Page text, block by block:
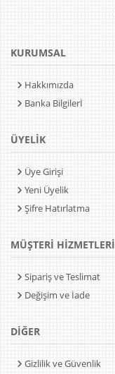
KURUMSAL
Hakkımızda
Banka Bilgilerİ
ÜYELİK
Üye Girişi
Yeni Üyelik
Şifre Hatırlatma
MÜŞTERİ HİZMETLERİ
Sipariş ve Teslimat
Değişim ve İade
DİĞER
Gizlilik ve Güvenlik